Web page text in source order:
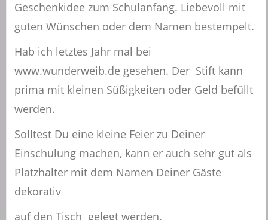
Geschenkidee zum Schulanfang. Liebevoll mit
guten Wünschen oder dem Namen bestempelt.
Hab ich letztes Jahr mal bei
www.wunderweib.de gesehen. Der Stift kann
prima mit kleinen Süßigkeiten oder Geld befüllt
werden.
Solltest Du eine kleine Feier zu Deiner
Einschulung machen, kann er auch sehr gut als
Platzhalter mit dem Namen Deiner Gäste
dekorativ
auf den Tisch gelegt werden.